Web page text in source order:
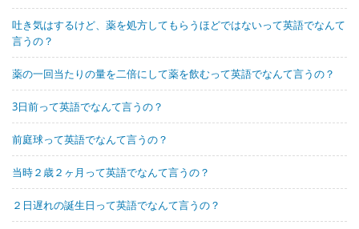
吐き気はするけど、薬を処方してもらうほどではないって英語でなんて
言うの？
薬の一回当たりの量を二倍にして薬を飲むって英語でなんて言うの？
3日前って英語でなんて言うの？
前庭球って英語でなんて言うの？
当時２歳２ヶ月って英語でなんて言うの？
２日遅れの誕生日って英語でなんて言うの？